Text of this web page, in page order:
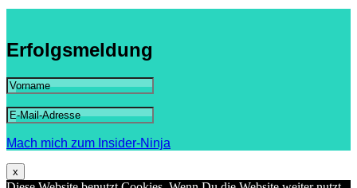
Erfolgsmeldung
Mach mich zum Insider-Ninja
x